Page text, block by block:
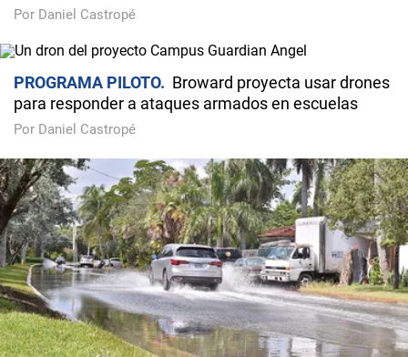
Por Daniel Castropé
PROGRAMA PILOTO
Broward proyecta usar drones
para responder a ataques armados en escuelas
Por Daniel Castropé